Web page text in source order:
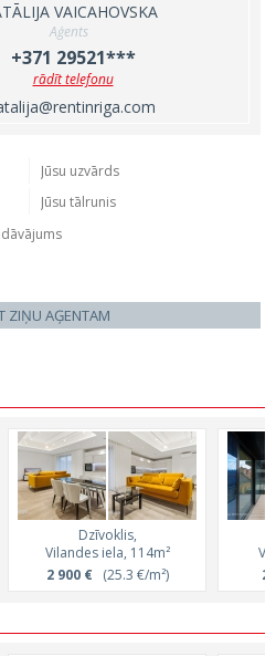
VAICAHOVSKA
Aģents
+371 29521***
rādīt telefonu
ZIŅU AĢENTAM
Dzīvoklis,
Vilandes iela, 114m²
2 900 €(25.3 €/m²)
2